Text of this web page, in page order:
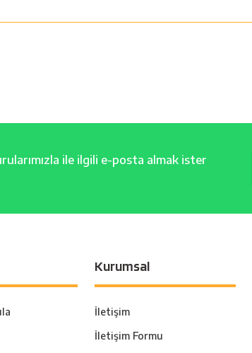
ile ilgili e-posta almak ister
Kurumsal
İletişim
İletişim Formu